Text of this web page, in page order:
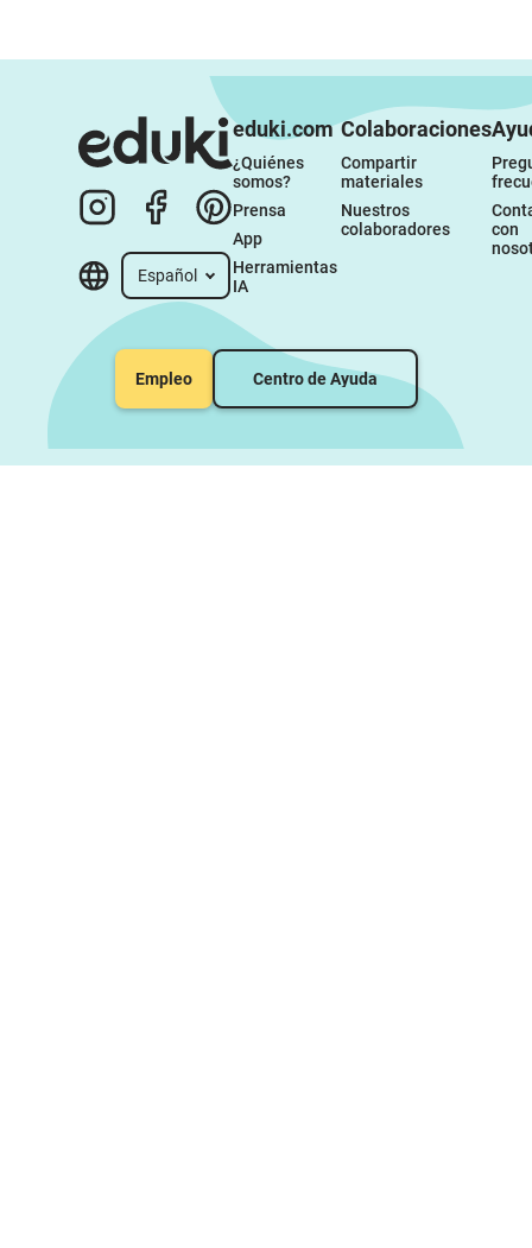
Español
eduki.com
¿Quiénes
somos?
Prensa
App
Herramientas
IA
Colaboraciones
Compartir
materiales
Nuestros
colaboradores
con
Empleo Centro de Ayuda